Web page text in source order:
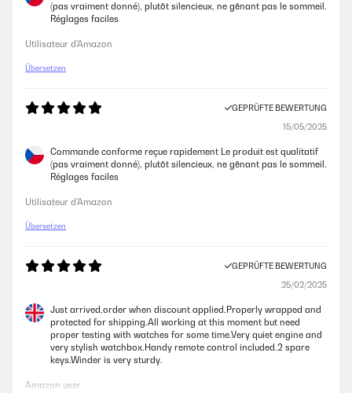
(pas vraiment donné), plutôt silencieux, ne gênant pas le sommeil.
Réglages faciles
Utilisateur d'Amazon
Übersetzen
GEPRÜFTE BEWERTUNG
15/05/2025
Commande conforme reçue rapidement Le produit est qualitatif
(pas vraiment donné), plutôt silencieux, ne gênant pas le sommeil.
Réglages faciles
Utilisateur d'Amazon
Übersetzen
GEPRÜFTE BEWERTUNG
25/02/2025
Just arrived,order when discount applied.Properly wrapped and
protected for shipping.All working at this moment but need
proper testing with watches for some time.Very quiet engine and
very stylish watchbox.Handy remote control included.2 spare
keys.Winder is very sturdy.
Amazon user